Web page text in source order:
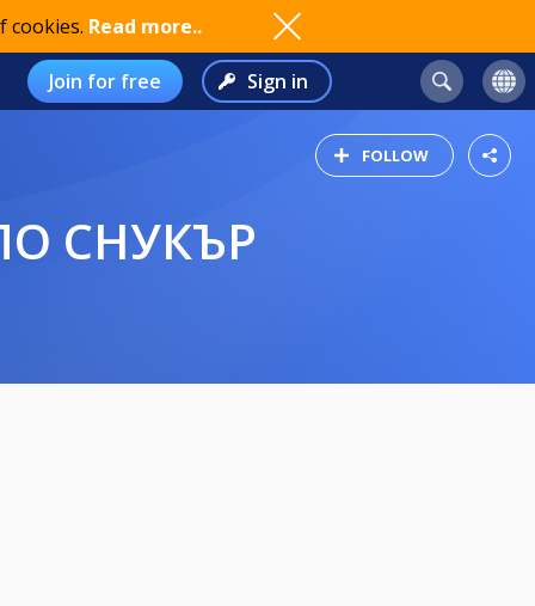
cookies. Read more..
Join for free Sign in
FOLLOW
СНУКЪР